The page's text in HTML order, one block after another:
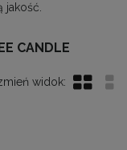
jakość.
CANDLE